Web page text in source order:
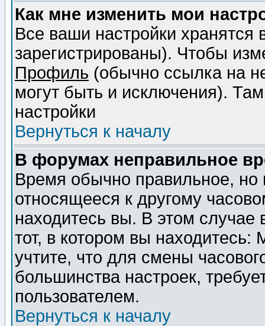
Как мне изменить мои
Все ваши настройки
зарегистрированы). Чтобы
Профиль (обычно ссылка на
могут быть и исключения).
настройки
Вернуться к началу
В форумах неправильное
Время обычно правильное,
относящееся к другому
находитесь вы. В этом
тот, в котором вы
учтите, что для смены
большинства настроек,
пользователем.
Вернуться к началу